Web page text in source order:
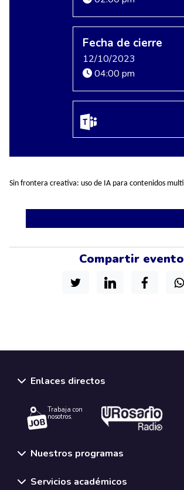
Compartir evento
Fecha de cierre
12/10/2023
04:00 pm
Sin frontera creativa: uso de IA para contenidos
Enlaces directos
Trabaja con
nosotros.
Nuestros programas
Servicios académicos